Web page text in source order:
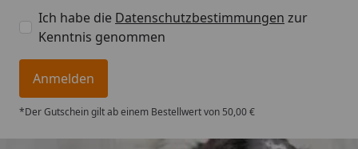
Ich habe die Datenschutzbestimmungen zur
Kenntnis genommen
Anmelden
*Der Gutschein gilt ab einem Bestellwert von 50,00 €